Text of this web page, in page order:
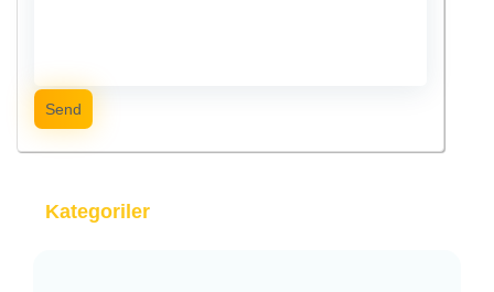
Send
Kategoriler